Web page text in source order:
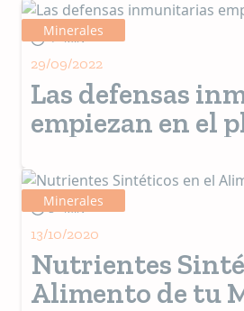
Minerales
4+ MIN
29/09/2022
Las defensas
empiezan en el
Minerales
3+ MIN
13/10/2020
Nutrientes
Alimento de tu